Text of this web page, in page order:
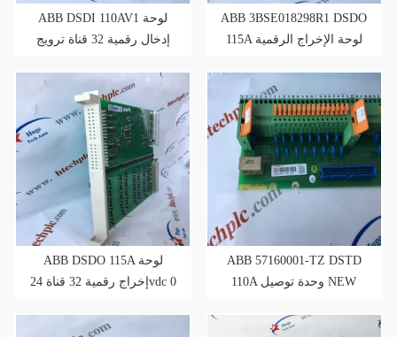
ABB DSDI 110AV1 لوحة
إدخال رقمية 32 قناة ترويج
ABB 3BSE018298R1 DSDO
115A لوحة الإخراج الرقمية
ABB DSDO 115A لوحة
إخراج رقمية 32 قناة 24vdc 0
ABB 57160001-TZ DSTD
110A وحدة توصيل NEW